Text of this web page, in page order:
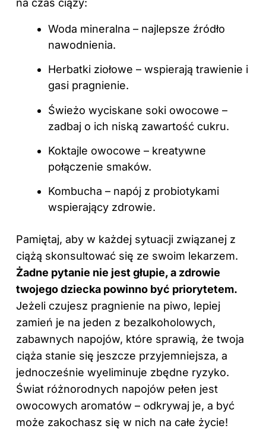
na czas ciąży:
Woda mineralna – najlepsze źródło
nawodnienia.
Herbatki ziołowe – wspierają trawienie i
gasi pragnienie.
Świeżo wyciskane soki owocowe –
zadbaj o ich niską zawartość cukru.
Koktajle owocowe – kreatywne
połączenie smaków.
Kombucha – napój z probiotykami
wspierający zdrowie.
Pamiętaj, aby w każdej sytuacji związanej z
ciążą skonsultować się ze swoim lekarzem.
Żadne pytanie nie jest głupie, a zdrowie
twojego dziecka powinno być priorytetem.
Jeżeli czujesz pragnienie na piwo, lepiej
zamień je na jeden z bezalkoholowych,
zabawnych napojów, które sprawią, że twoja
ciąża stanie się jeszcze przyjemniejsza, a
jednocześnie wyeliminuje zbędne ryzyko.
Świat różnorodnych napojów pełen jest
owocowych aromatów – odkrywaj je, a być
może zakochasz się w nich na całe życie!